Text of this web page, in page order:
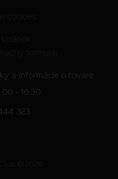
a informácie o tovare
- 16:30
323